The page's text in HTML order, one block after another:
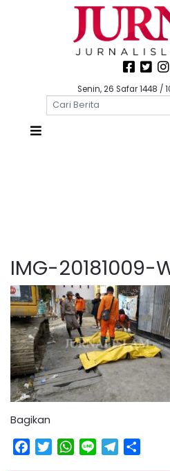
Senin, 26 Safar 1448 /
IMG-20181009-
Bagikan
Facebook
TwitterWhatsApp
Line Telegram